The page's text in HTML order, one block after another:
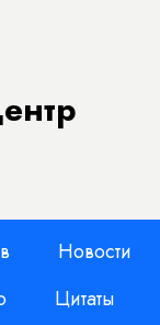
Новости
Цитаты